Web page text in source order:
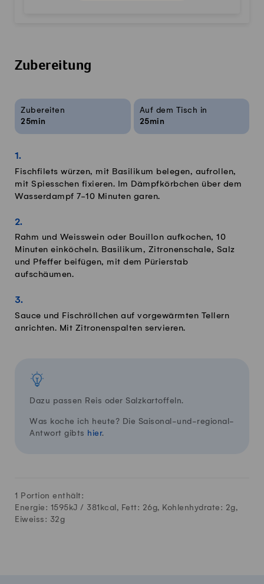
Zubereitung
Rezeptinfos
Zubereiten
25min
Auf dem Tisch in
25min
Fischfilets würzen, mit Basilikum belegen, aufrollen,
mit Spiesschen fixieren. Im Dämpfkörbchen über dem
Wasserdampf 7-10 Minuten garen.
Rahm und Weisswein oder Bouillon aufkochen, 10
Minuten einköcheln. Basilikum, Zitronenschale, Salz
und Pfeffer beifügen, mit dem Pürierstab
aufschäumen.
Sauce und Fischröllchen auf vorgewärmten Tellern
anrichten. Mit Zitronenspalten servieren.
Dazu passen Reis oder Salzkartoffeln.
Was koche ich heute? Die Saisonal-und-regional-
Antwort gibts hier.
1 Portion enthält:
Energie: 1595kJ / 381 kcal, Fett: 26g, Kohlenhydrate: 2g,
Eiweiss: 32g